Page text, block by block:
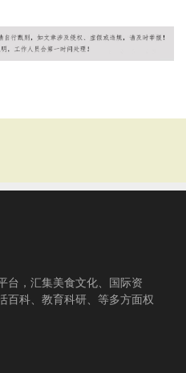
台，汇集美食文化、国际资
百科、教育科研、等多方面权